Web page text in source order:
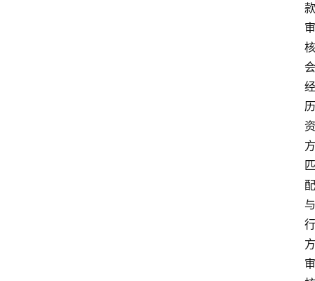
款
审
核
会
经
历
资
方
匹
配
与
行
方
审